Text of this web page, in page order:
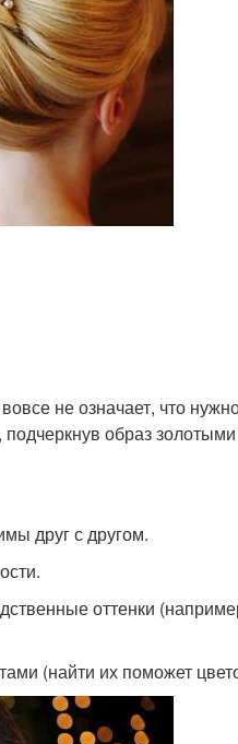
не означает, что
образ
друг с другом.
оттенки
(найти их поможет